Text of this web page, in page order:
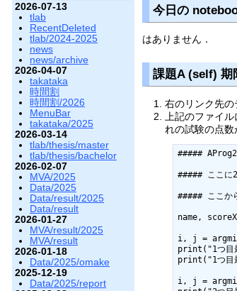
今日の
はありません．
課題A (self) 期
右のリンク先
上記のファイ
れの試験の点
#####
##### ここに
##### ここか
name,
i, j =
print("1つ
print("1つ
i, j =
2026-07-13
tlab
RecentDeleted
tlab/2024-2025
news
news/archive
2026-04-07
takataka
時間割
時間割/2026
MenuBar
takataka/2025
2026-03-14
tlab/thesis/master
tlab/thesis/bachelor
2026-02-07
MVA/2025
Data/2025
Data/result/2025
Data/result
2026-01-27
MVA/result/2025
MVA/result
2026-01-18
Data/2025/omake
2025-12-19
Data/2025/report